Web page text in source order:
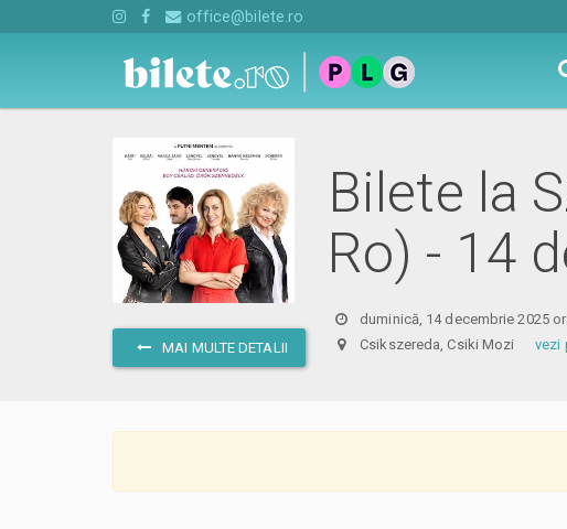
office@bilete.ro
MAI MULTE DETALII
Bilete la
Ro) - 14
duminică, 14 decembrie 2025
Csikszereda, Csiki Mozivezi